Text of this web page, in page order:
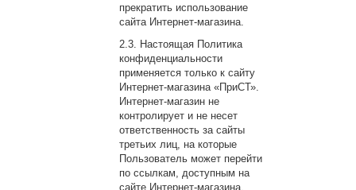
прекратить использование
сайта Интернет-магазина.
Настоящая Политика
конфиденциальности
применяется только к сайту
Интернет-магазина «ПриСТ».
Интернет-магазин не
контролирует и не несет
ответственность за сайты
третьих лиц, на которые
Пользователь может перейти
по ссылкам, доступным на
сайте Интернет-магазина.